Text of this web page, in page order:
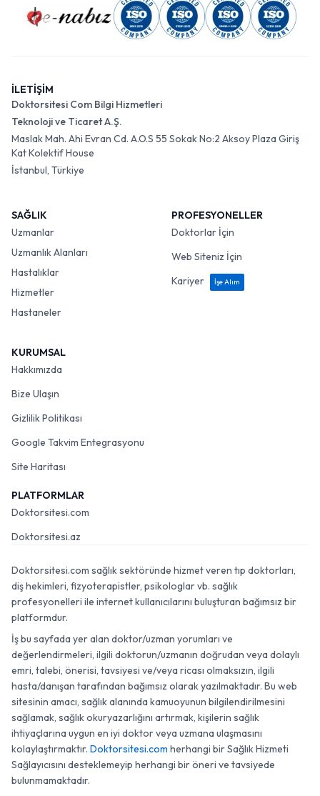
İLETİŞİM
Doktorsitesi Com Bilgi Hizmetleri
Teknoloji ve Ticaret A.Ş.
Maslak Mah. Ahi Evran Cd. A.O.S 55 Sokak No:2 Aksoy Plaza Giriş
Kat Kolektif House
İstanbul, Türkiye
SAĞLIK
Uzmanlar
Uzmanlık Alanları
Hastalıklar
Hizmetler
Hastaneler
PROFESYONELLER
Doktorlar İçin
Web Siteniz İçin
Kariyer
İşe Alım
KURUMSAL
Hakkımızda
Bize Ulaşın
Gizlilik Politikası
Google Takvim Entegrasyonu
Site Haritası
PLATFORMLAR
Doktorsitesi.com
Doktorsitesi.az
Doktorsitesi.com sağlık sektöründe hizmet veren tıp doktorları,
diş hekimleri, fizyoterapistler, psikologlar vb. sağlık
profesyonelleri ile internet kullanıcılarını buluşturan bağımsız bir
platformdur.
İş bu sayfada yer alan doktor/uzman yorumları ve
değerlendirmeleri, ilgili doktorun/uzmanın doğrudan veya dolaylı
emri, talebi, önerisi, tavsiyesi ve/veya ricası olmaksızın, ilgili
hasta/danışan tarafından bağımsız olarak yazılmaktadır. Bu web
sitesinin amacı, sağlık alanında kamuoyunun bilgilendirilmesini
sağlamak, sağlık okuryazarlığını artırmak, kişilerin sağlık
ihtiyaçlarına uygun en iyi doktor veya uzmana ulaşmasını
kolaylaştırmaktır. Doktorsitesi.com herhangi bir Sağlık Hizmeti
Sağlayıcısını desteklemeyip herhangi bir öneri ve tavsiyede
bulunmamaktadır.